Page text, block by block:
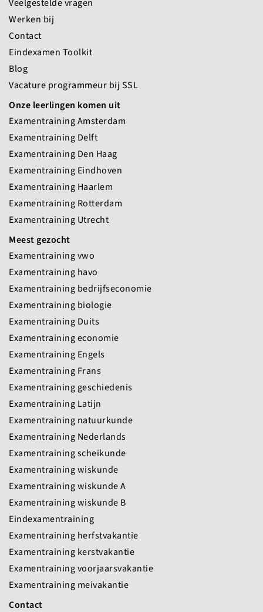
Veelgestelde vragen
Werken bij
Contact
Eindexamen Toolkit
Blog
Vacature programmeur bij SSL
Onze leerlingen komen uit
Examentraining Amsterdam
Examentraining Delft
Examentraining Den Haag
Examentraining Eindhoven
Examentraining Haarlem
Examentraining Rotterdam
Examentraining Utrecht
Meest gezocht
Examentraining vwo
Examentraining havo
Examentraining bedrijfseconomie
Examentraining biologie
Examentraining Duits
Examentraining economie
Examentraining Engels
Examentraining Frans
Examentraining geschiedenis
Examentraining Latijn
Examentraining natuurkunde
Examentraining Nederlands
Examentraining scheikunde
Examentraining wiskunde
Examentraining wiskunde A
Examentraining wiskunde B
Eindexamentraining
Examentraining herfstvakantie
Examentraining kerstvakantie
Examentraining voorjaarsvakantie
Examentraining meivakantie
Contact